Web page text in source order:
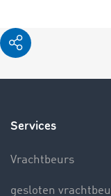
Services
Vrachtbeurs
gesloten